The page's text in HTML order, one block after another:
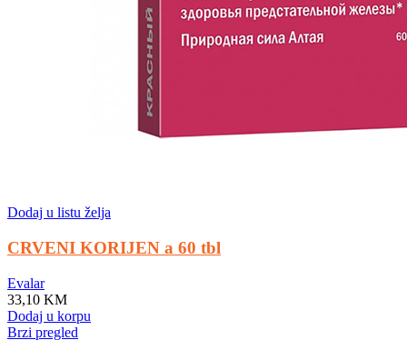
Dodaj u listu želja
CRVENI KORIJEN a 60 tbl
Evalar
33,10 KM
Dodaj u korpu
Brzi pregled